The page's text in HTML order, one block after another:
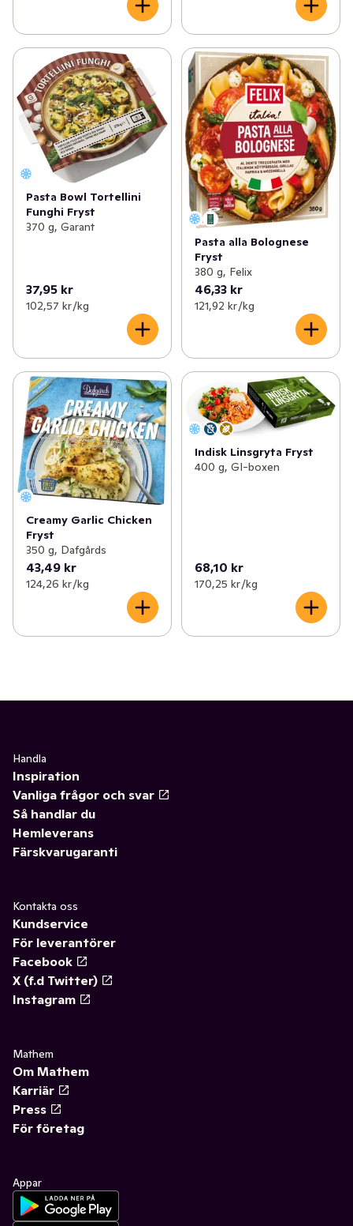
Pasta Bowl Tortellini
Funghi Fryst
370 g, Garant
37,95 kr
102,57 kr /kg
Pasta alla Bolognese
Fryst
380 g, Felix
46,33 kr
121,92 kr /kg
Creamy Garlic Chicken
Fryst
350 g, Dafgårds
43,49 kr
124,26 kr /kg
Indisk Linsgryta Fryst
400 g, GI-boxen
68,10 kr
170,25 kr /kg
Handla
Inspiration
Vanliga frågor och svar
Så handlar du
Hemleverans
Färskvarugaranti
Kontakta oss
Kundservice
För leverantörer
Facebook
X (f.d Twitter)
Instagram
Mathem
Om Mathem
Karriär
Press
För företag
Appar